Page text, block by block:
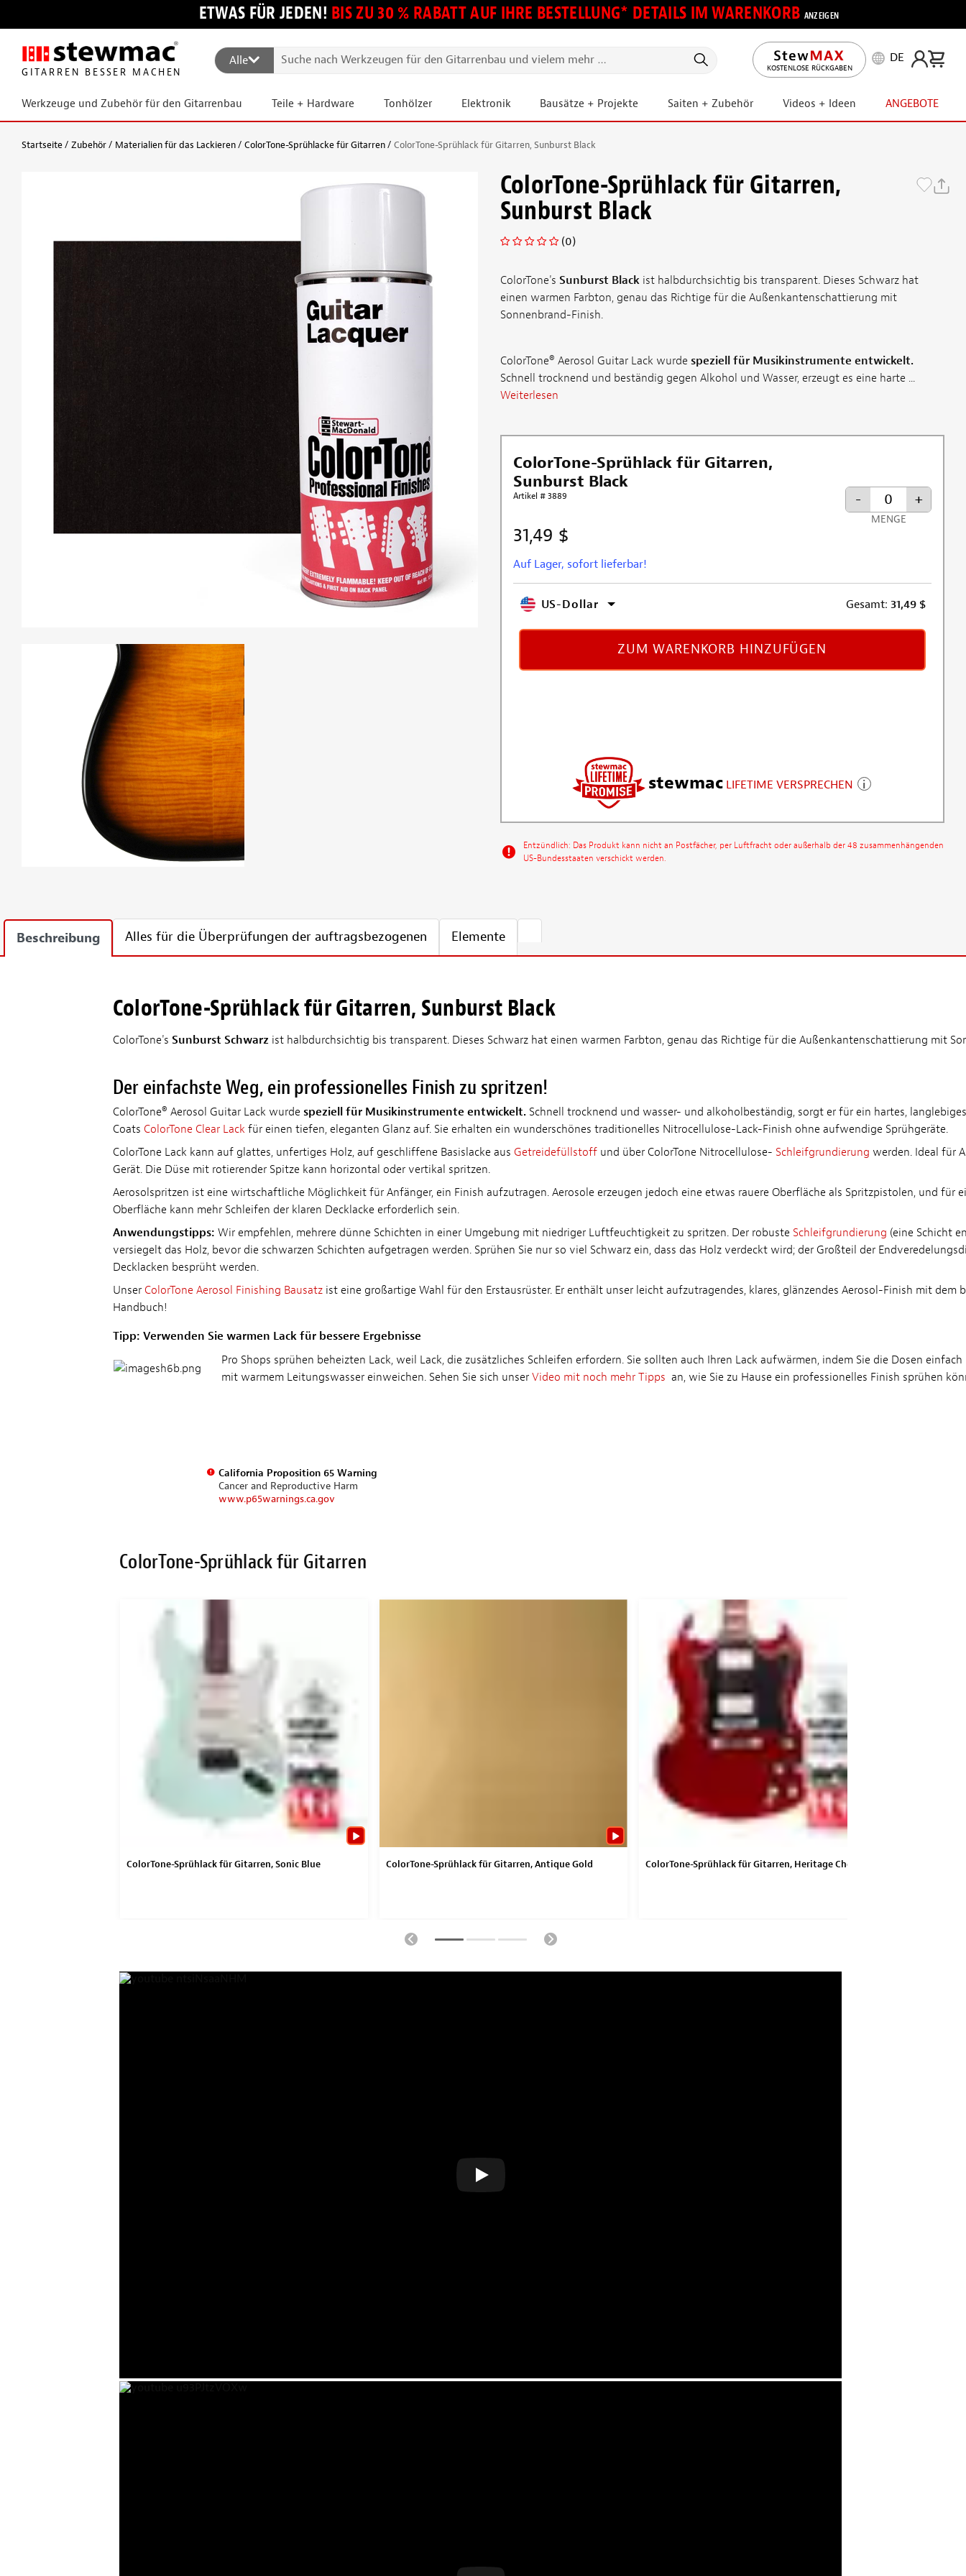
ETWAS FÜR JEDEN! BIS ZU 30 % RABATT AUF IHRE BESTELLUNG* DETAILS IM WARENKORB ANZEIGEN
GITARREN BESSER MACHEN
Alle
KOSTENLOSE RÜCKGABEN
DE
Werkzeuge und Zubehör für den Gitarrenbau Teile + Hardware Tonhölzer Elektronik Bausätze + Projekte Saiten + Zubehör Videos + Ideen ANGEBOTE
Startseite Zubehör Materialien für das Lackieren ColorTone-Sprühlacke für Gitarren ColorTone-Sprühlack für Gitarren, Sunburst Black
ColorTone-Sprühlack für Gitarren,
Sunburst Black
(0)
ColorTone's Sunburst Blackist halbdurchsichtig bis transparent. Dieses Schwarz hat
einen warmen Farbton, genau das Richtige für die Außenkantenschattierung mit
Sonnenbrand-Finish.
ColorTone® Aerosol Guitar Lack wurde speziell für Musikinstrumente entwickelt.
Schnell trocknend und beständig gegen Alkohol und Wasser, erzeugt es eine harte ...
Weiterlesen
ColorTone-Sprühlack für Gitarren,
Sunburst Black
Artikel # 3889
31,49 $
Auf Lager, sofort lieferbar!
- +
MENGE
US-Dollar Gesamt: 31,49 $
ZUM WARENKORB HINZUFÜGEN
stewmac LIFETIME VERSPRECHEN
Entzündlich: Das Produkt kann nicht an Postfächer, per Luftfracht oder außerhalb der 48 zusammenhängenden
US-Bundesstaaten verschickt werden.
Beschreibung Alles für die Überprüfungen der auftragsbezogenen Elemente
ColorTone-Sprühlack für Gitarren, Sunburst Black
ColorTone's Sunburst Schwarz ist halbdurchsichtig bis transparent. Dieses Schwarz hat einen warmen Farbton, genau das Richtige für die Außenkantenschattierung mit
Der einfachste Weg, ein professionelles Finish zu spritzen!
ColorTone® Aerosol Guitar Lack wurde speziell für Musikinstrumente entwickelt.Schnell trocknend und wasser- und alkoholbeständig, sorgt er für ein hartes,
Coats ColorTone Clear Lack für einen tiefen, eleganten Glanz auf. Sie erhalten ein wunderschönes traditionelles Nitrocellulose-Lack-Finish ohne aufwendige Sprühgeräte.
ColorTone Lack kann auf glattes, unfertiges Holz, auf geschliffene Basislacke aus Getreidefüllstoffund über ColorTone Nitrocellulose- Schleifgrundierung werden. Ideal für
Gerät. Die Düse mit rotierender Spitze kann horizontal oder vertikal spritzen.
Aerosolspritzen ist eine wirtschaftliche Möglichkeit für Anfänger, ein Finish aufzutragen. Aerosole erzeugen jedoch eine etwas rauere Oberfläche als Spritzpistolen, und für
Oberfläche kann mehr Schleifen der klaren Decklacke erforderlich sein.
Anwendungstipps: Wir empfehlen, mehrere dünne Schichten in einer Umgebung mit niedriger Luftfeuchtigkeit zu spritzen. Der robuste Schleifgrundierung (eine Schicht
versiegelt das Holz, bevor die schwarzen Schichten aufgetragen werden. Sprühen Sie nur so viel Schwarz ein, dass das Holz verdeckt wird; der Großteil der
Decklacken besprüht werden.
Unser ColorTone Aerosol Finishing Bausatzist eine großartige Wahl für den Erstausrüster. Er enthält unser leicht aufzutragendes, klares, glänzendes Aerosol-Finish mit dem
Handbuch!
Tipp: Verwenden Sie warmen Lack für bessere Ergebnisse
Pro Shops sprühen beheizten Lack, weil Lack, die zusätzliches Schleifen erfordern. Sie sollten auch Ihren Lack aufwärmen, indem Sie die Dosen
mit warmem Leitungswasser einweichen. Sehen Sie sich unser Video mit noch mehr Tipps an, wie Sie zu Hause ein professionelles Finish sprühen
California Proposition 65 Warning
Cancer and Reproductive Harm
www.p65warnings.ca.gov
ColorTone-Sprühlack für Gitarren
ColorTone-Sprühlack für Gitarren, Sonic Blue ColorTone-Sprühlack für Gitarren, Antique Gold ColorTone-Sprühlack für Gitarren, Heritage Cherry